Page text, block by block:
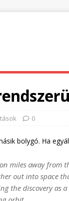
0
bolygó. Ha
miles away from
out into space
the discovery as